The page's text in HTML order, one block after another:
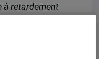
à retardement
entre celles qui